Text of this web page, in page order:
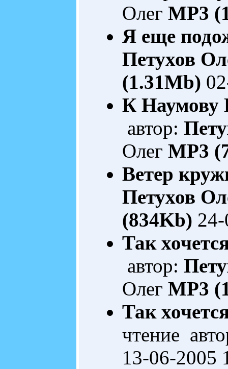
Олег MP3
Я еще
Петухов
(1.31Mb)
К Наумову
автор:
Олег MP3
Ветер
Петухов
(834Kb)
Так
автор:
Олег MP3
Так
чтение
13-06-2005